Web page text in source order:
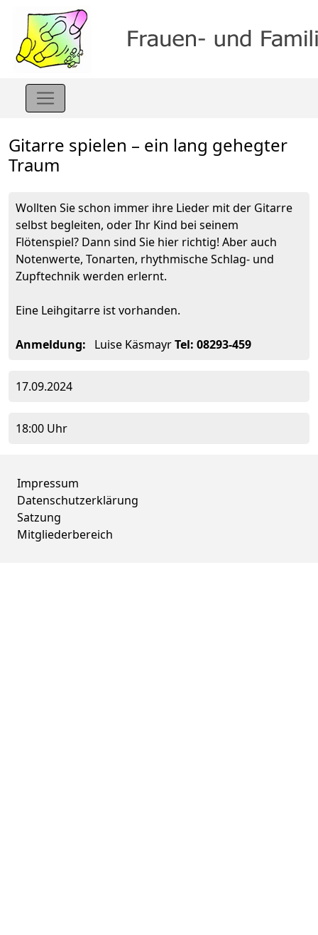
Gitarre spielen – ein lang gehegter
Traum
Wollten Sie schon immer ihre Lieder mit der Gitarre
selbst begleiten, oder Ihr Kind bei seinem
Flötenspiel? Dann sind Sie hier richtig! Aber auch
Notenwerte, Tonarten, rhythmische Schlag- und
Zupftechnik werden erlernt.
Eine Leihgitarre ist vorhanden.
Anmeldung: Luise KäsmayrTel: 08293-459
17.09.2024
18:00 Uhr
Impressum
Datenschutzerklärung
Satzung
Mitgliederbereich